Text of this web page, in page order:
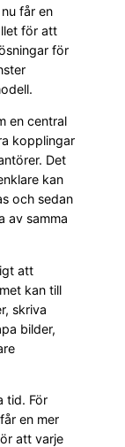
får en
för att
för
en central
kopplingar
Det
kan
och sedan
av samma
att
kan till
skriva
bilder,
tid. För
en mer
att varje